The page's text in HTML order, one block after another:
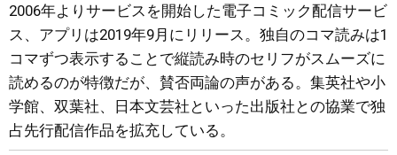
2006年よりサービスを開始した電子コミック配信サービ
ス、アプリは2019年9月にリリース。独自のコマ読みは1
コマずつ表示することで縦読み時のセリフがスムーズに
読めるのが特徴だが、賛否両論の声がある。集英社や小
学館、双葉社、日本文芸社といった出版社との協業で独
占先行配信作品を拡充している。